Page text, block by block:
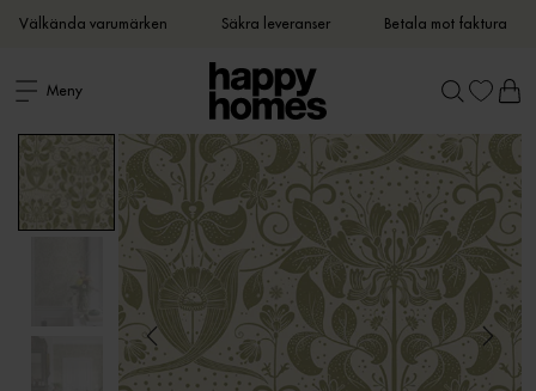
Välkända varumärken Säkra leveranser Betala mot faktura
Meny